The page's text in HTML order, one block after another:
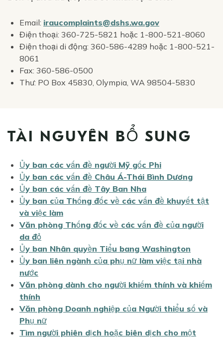
Email: iraucomplaints@dshs.wa.gov
Điện thoại: 360-725-5821 hoặc 1-800-521-8060
Điện thoại di động: 360-586-4289 hoặc 1-800-521-
8061
Fax: 360-586-0500
Thư: PO Box 45830, Olympia, WA 98504-5830
TÀI NGUYÊN BỔ SUNG
Ủy ban các vấn đề người Mỹ gốc Phi
Ủy ban các vấn đề Châu Á-Thái Bình Dương
Ủy ban các vấn đề Tây Ban Nha
Ủy ban của Thống đốc về các vấn đề khuyết tật
và việc làm
Văn phòng Thống đốc về các vấn đề của người
da đỏ
Ủy ban Nhân quyền Tiểu bang Washington
Ủy ban liên ngành của phụ nữ làm việc tại nhà
nước
Văn phòng dành cho người khiếm thính và khiếm
thính
Văn phòng Doanh nghiệp của Người thiểu số và
Phụ nữ
Tìm người phiên dịch hoặc biên dịch cho một